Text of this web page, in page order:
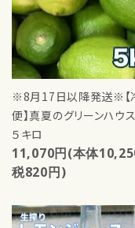
※8月17日以降発送※【
便】真夏のグリーンハウ
５キロ
11,070円(本体
税820円)